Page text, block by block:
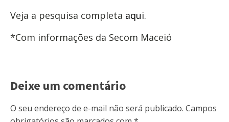
Veja a pesquisa completa aqui.
*Com informações da Secom Maceió
Deixe um comentário
O seu endereço de e-mail não será publicado. Campos